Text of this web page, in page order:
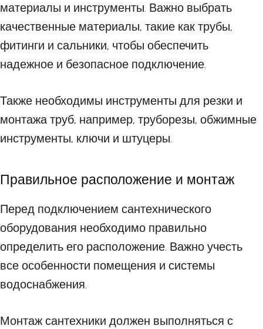
материалы и инструменты. Важно выбрать
качественные материалы, такие как трубы,
фитинги и сальники, чтобы обеспечить
надежное и безопасное подключение.
Также необходимы инструменты для резки и
монтажа труб, например, труборезы, обжимные
инструменты, ключи и штуцеры.
Правильное расположение и монтаж
Перед подключением сантехнического
оборудования необходимо правильно
определить его расположение. Важно учесть
все особенности помещения и системы
водоснабжения.
Монтаж сантехники должен выполняться с